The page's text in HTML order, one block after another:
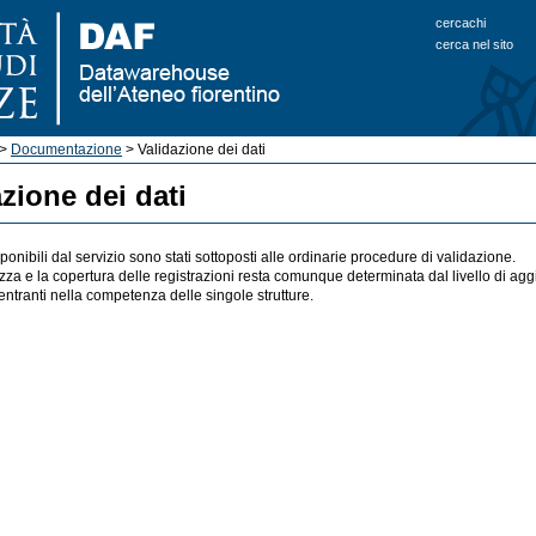
cercachi
cerca nel sito
Documentazione > Validazione dei dati
dei dati
dal servizio sono stati sottoposti alle ordinarie procedure di validazione.
e la copertura delle registrazioni resta comunque determinata dal livello di
nella competenza delle singole strutture.